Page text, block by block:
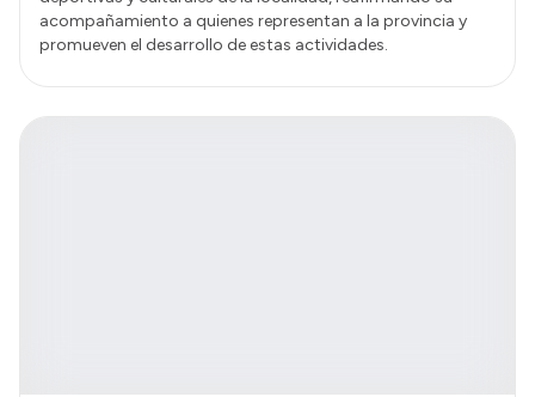
acompañamiento a quienes representan a la provincia y
promueven el desarrollo de estas actividades.